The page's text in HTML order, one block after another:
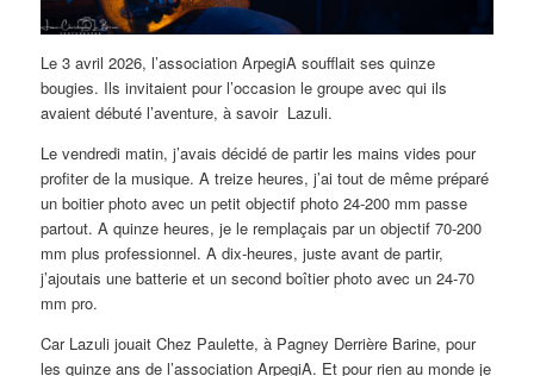
Le 3 avril 2026, l’association ArpegiA soufflait ses quinze
bougies. Ils invitaient pour l’occasion le groupe avec qui ils
avaient débuté l’aventure, à savoir Lazuli.
Le vendredi matin, j’avais décidé de partir les mains vides pour
profiter de la musique. A treize heures, j’ai tout de même préparé
un boitier photo avec un petit objectif photo 24-200 mm passe
partout. A quinze heures, je le remplaçais par un objectif 70-200
mm plus professionnel. A dix-heures, juste avant de partir,
j’ajoutais une batterie et un second boîtier photo avec un 24-70
mm pro.
Car Lazuli jouait Chez Paulette, à Pagney Derrière Barine, pour
les quinze ans de l’association ArpegiA. Et pour rien au monde je